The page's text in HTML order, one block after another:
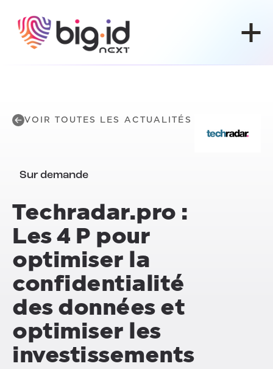
VOIR TOUTES LES ACTUALITÉS
Sur demande
Techradar.pro :
Les 4 P pour
optimiser la
confidentialité
des données et
optimiser les
investissements